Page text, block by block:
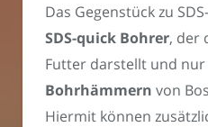
Das Gegenstück zu
SDS-quick Bohrer, der
Futter darstellt und nur
Bohrhämmern von
Hiermit können